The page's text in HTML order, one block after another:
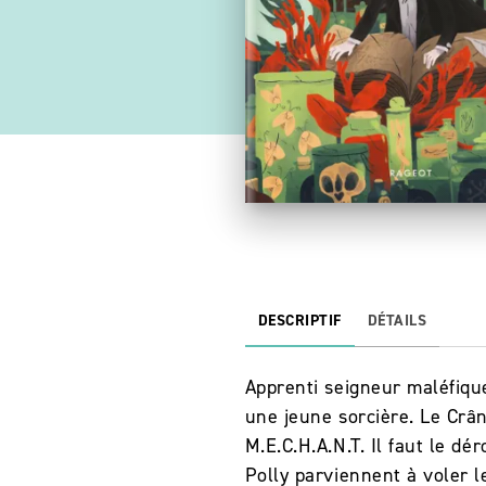
DESCRIPTIF DÉTAILS
Apprenti seigneur
une jeune sorcière. Le
M.E.C.H.A.N.T. Il faut le
Polly parviennent à voler